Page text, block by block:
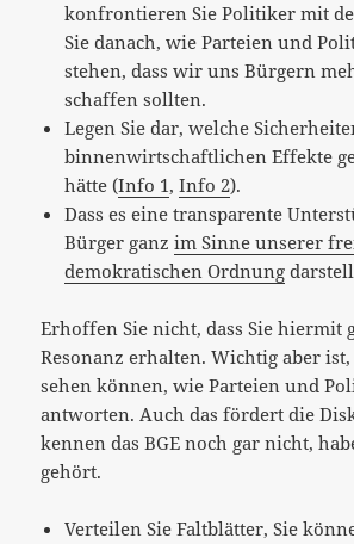
konfrontieren Sie Politiker mit
Sie danach, wie Parteien und
stehen, dass wir uns Bürgern
schaffen sollten.
Legen Sie dar, welche
binnenwirtschaftlichen Effekte
hätte (Info 1,Info 2).
Dass es eine transparente
Bürger ganzim Sinne unserer
demokratischen Ordnung
Erhoffen Sie nicht, dass Sie hiermit
Resonanz erhalten. Wichtig aber ist,
sehen können, wie Parteien und
antworten. Auch das fördert die
kennen das BGE noch gar nicht,
gehört.
Verteilen Sie Faltblätter, Sie